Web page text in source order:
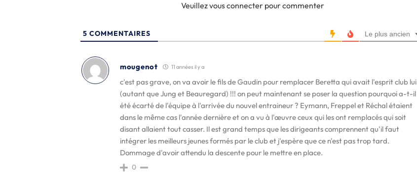
Veuillez vous connecter pour commenter
5 COMMENTAIRES Le plus ancien
mougenot 11 années il y a
c'est pas grave, on va avoir le fils de Gaudin pour remplacer Beretta qui avait l'esprit club lui
(autant que Jung et Beauregard) !!! on peut maintenant se poser la question pourquoi a-t-il
été écarté de l'équipe à l'arrivée du nouvel entraineur ? Eymann, Freppel et Réchal étaient
dans le même cas l'année dernière et on a vu à l'œuvre ceux qui les ont remplacés qui soit
disant allaient tout casser. Il est grand temps que les dirigeants comprennent qu'il faut
intégrer les meilleurs jeunes formés par le club et j'espère que ce n'est pas trop tard.
Dommage d'avoir attendu la descente pour le mettre en place.
0